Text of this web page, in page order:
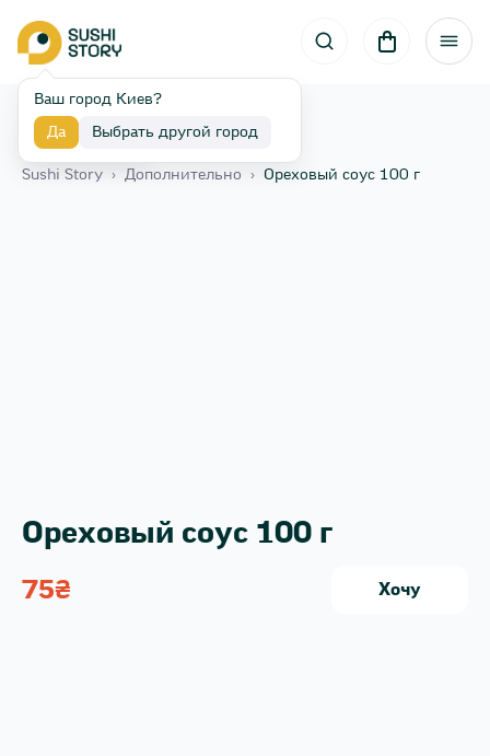
Ваш город Киев?
Да Выбрать другой город
Назад
Sushi Story › Дополнительно › Ореховый соус 100 г
Ореховый соус 100 г
75₴ Хочу